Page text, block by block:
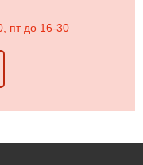
пт до 16-30